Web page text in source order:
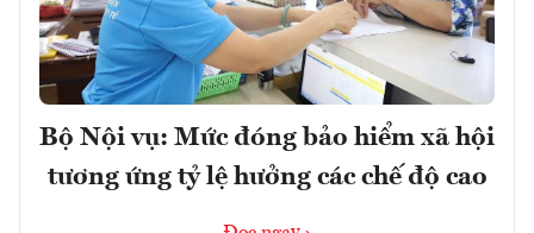
Bộ Nội vụ: Mức đóng bảo hiểm xã hội
tương ứng tỷ lệ hưởng các chế độ cao